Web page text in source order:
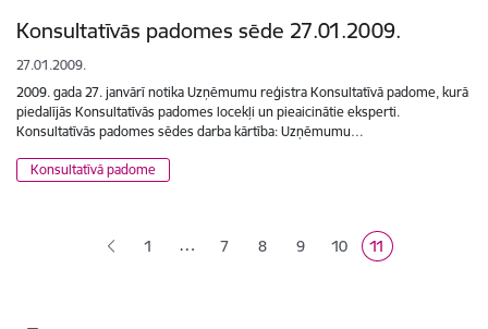
Konsultatīvās padomes sēde 27.01.2009.
27.01.2009.
2009. gada 27. janvārī notika Uzņēmumu reģistra Konsultatīvā padome, kurā
piedalījās Konsultatīvās padomes locekļi un pieaicinātie eksperti.
Konsultatīvās padomes sēdes darba kārtība: Uzņēmumu…
Konsultatīvā padome
1 … Lapa
7 Lapa
8 Lapa
9 Lapa
10 Pašreizējā lapa
11